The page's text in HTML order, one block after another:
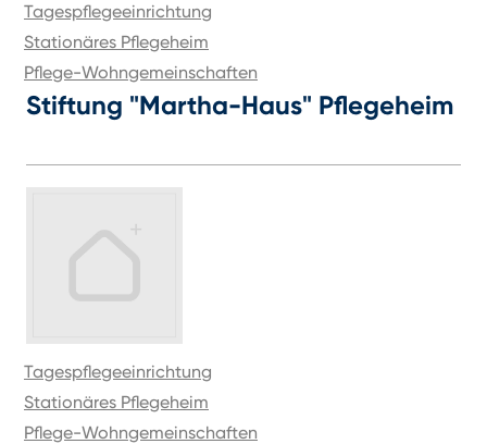
Tagespflegeeinrichtung
Stationäres Pflegeheim
Pflege-Wohngemeinschaften
Stiftung "Martha-Haus" Pflegeheim
Tagespflegeeinrichtung
Stationäres Pflegeheim
Pflege-Wohngemeinschaften